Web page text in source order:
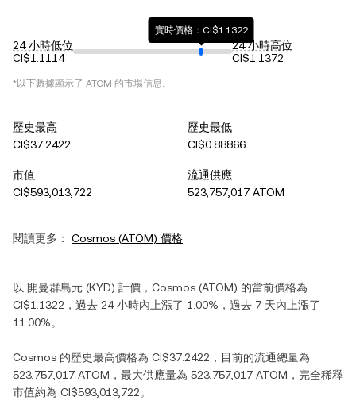
24 小時低位
CI$1.1114
實時價格：CI$1.1322
24 小時高位
CI$1.1372
*以下數據顯示了 ATOM 的市場信息。
歷史最高
CI$37.2422
歷史最低
CI$0.88866
市值
CI$593,013,722
流通供應
523,757,017 ATOM
閱讀更多： Cosmos (ATOM) 價格
以 開曼群島元 (KYD) 計價， Cosmos (ATOM) 的當前價格為
CI$1.1322 ，過去 24 小時內 上漲了 1.00% ，過去 7 天內 上漲了
11.00%。
Cosmos 的歷史最高價格為 CI$37.2422 ，目前的流通總量為
523,757,017 ATOM ，最大供應量為 523,757,017 ATOM ，完全稀釋
市值約為 CI$593,013,722。